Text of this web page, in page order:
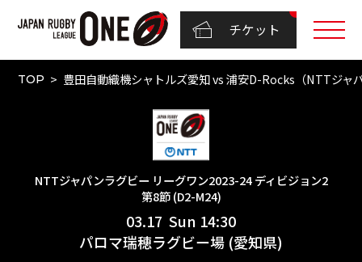
チケット
TOP 豊田自動織機シャトルズ愛知 vs 浦安D-Rocks（NTTジ
NTTジャパンラグビー リーグワン2023-24 ディビジョン2
第8節 (D2-M24)
03.17 Sun 14:30
パロマ瑞穂ラグビー場 (愛知県)